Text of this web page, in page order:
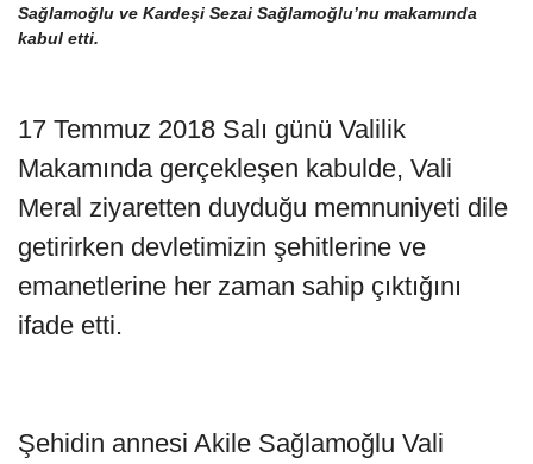
Sağlamoğlu ve Kardeşi Sezai Sağlamoğlu’nu makamında
kabul etti.
17 Temmuz 2018 Salı günü Valilik
Makamında gerçekleşen kabulde, Vali
Meral ziyaretten duyduğu memnuniyeti dile
getirirken devletimizin şehitlerine ve
emanetlerine her zaman sahip çıktığını
ifade etti.
Şehidin annesi Akile Sağlamoğlu Vali